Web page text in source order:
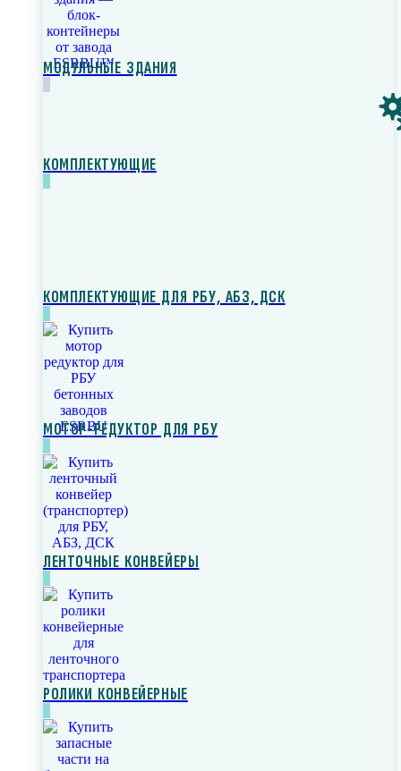
МОДУЛЬНЫЕ ЗДАНИЯ
КОМПЛЕКТУЮЩИЕ
КОМПЛЕКТУЮЩИЕ ДЛЯ РБУ, АБЗ, ДСК
МОТОР-РЕДУКТОР ДЛЯ РБУ
ЛЕНТОЧНЫЕ КОНВЕЙЕРЫ
РОЛИКИ КОНВЕЙЕРНЫЕ